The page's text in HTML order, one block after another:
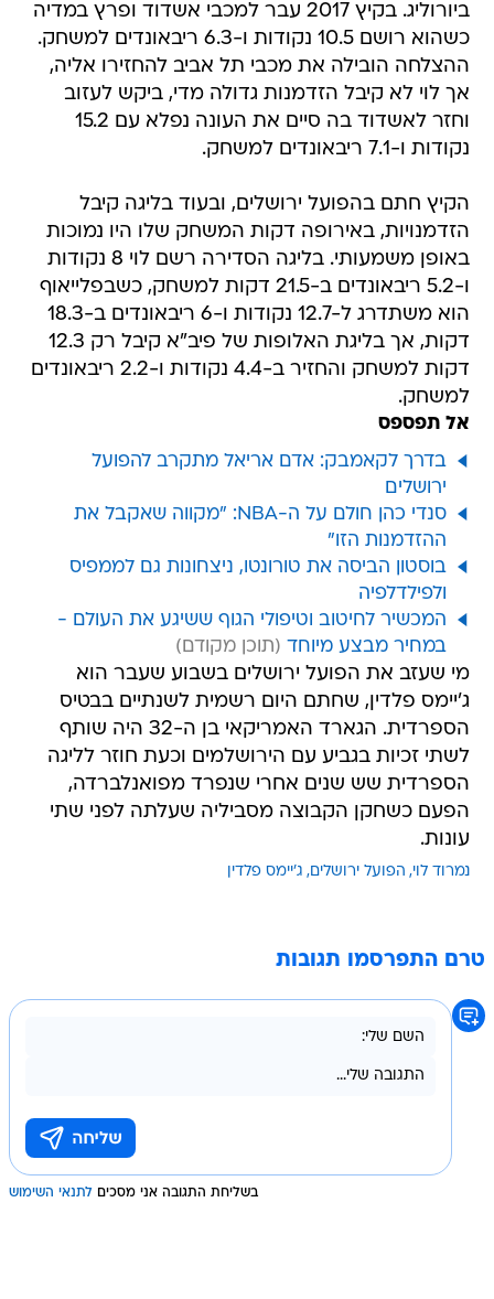
ביורוליג. בקיץ 2017 עבר למכבי אשדוד ופרץ במדיה
כשהוא רושם 10.5 נקודות ו-6.3 ריבאונדים למשחק.
ההצלחה הובילה את מכבי תל אביב להחזירו אליה,
אך לוי לא קיבל הזדמנות גדולה מדי, ביקש לעזוב
וחזר לאשדוד בה סיים את העונה נפלא עם 15.2
נקודות ו-7.1 ריבאונדים למשחק.
הקיץ חתם בהפועל ירושלים, ובעוד בליגה קיבל
הזדמנויות, באירופה דקות המשחק שלו היו נמוכות
באופן משמעותי. בליגה הסדירה רשם לוי 8 נקודות
ו-5.2 ריבאונדים ב-21.5 דקות למשחק, כשבפלייאוף
הוא משתדרג ל-12.7 נקודות ו-6 ריבאונדים ב-18.3
דקות, אך בליגת האלופות של פיב"א קיבל רק 12.3
דקות למשחק והחזיר ב-4.4 נקודות ו-2.2 ריבאונדים
למשחק.
אל תפספס
בדרך לקאמבק: אדם אריאל מתקרב להפועל
ירושלים
סנדי כהן חולם על ה-NBA: "מקווה שאקבל את
ההזדמנות הזו"
בוסטון הביסה את טורונטו, ניצחונות גם לממפיס
ולפילדלפיה
המכשיר לחיטוב וטיפולי הגוף ששיגע את העולם -
במחיר מבצע מיוחד
מי שעזב את הפועל ירושלים בשבוע שעבר הוא
ג'יימס פלדין, שחתם היום רשמית לשנתיים בבטיס
הספרדית. הגארד האמריקאי בן ה-32 היה שותף
לשתי זכיות בגביע עם הירושלמים וכעת חוזר לליגה
הספרדית שש שנים אחרי שנפרד מפואנלברדה,
הפעם כשחקן הקבוצה מסביליה שעלתה לפני שתי
עונות.
נמרוד לוי הפועל ירושלים ג'יימס פלדין
טרם התפרסמו תגובות
בשליחת התגובה אני מסכים לתנאי השימוש